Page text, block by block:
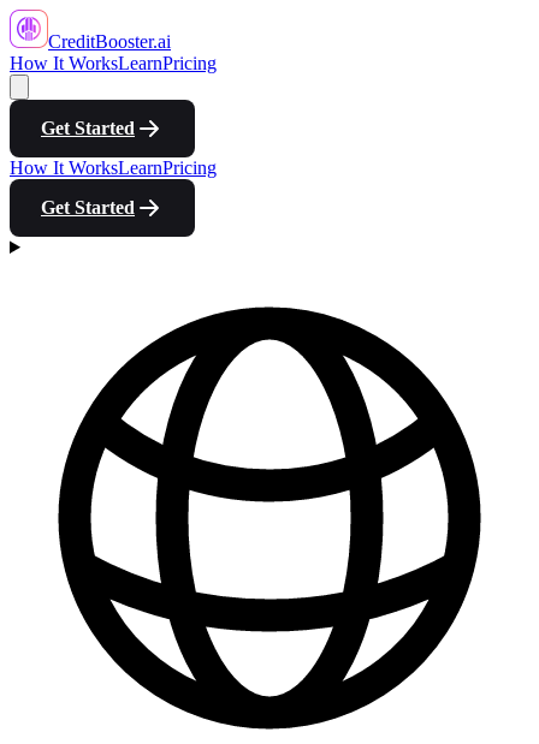
CreditBooster.ai
How It WorksLearnPricing
Get Started
How It WorksLearnPricing
Get Started